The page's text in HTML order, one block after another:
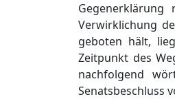
Gegenerklärung
Verwirklichung
geboten hält,
Zeitpunkt des
nachfolgend
Senatsbeschluss